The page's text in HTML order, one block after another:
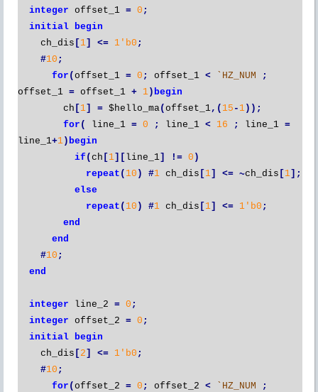
integer offset_1 = 0 ;
initial
begin
ch_dis [ 1] <= 1'b0 ;
#10 ;
for ( offset_1 = 0 ; offset_1 < `HZ_NUM
;
offset_1 = offset_1 + 1) begin
ch [ 1] = $hello_ma( offset_1,( 15 - 1));
for ( line_1 = 0 ; line_1 < 16 ; line_1 =
line_1+1) begin
if ( ch [ 1][ line_1] != 0 )
repeat ( 10 ) #1 ch_dis [ 1] <= ~ch_dis [ 1];
else
repeat ( 10 ) #1 ch_dis [ 1] <= 1'b0 ;
end
end
#10 ;
end
integer line_2 = 0 ;
integer offset_2 = 0 ;
initial
begin
ch_dis [ 2 ] <= 1'b0 ;
#10 ;
for ( offset_2 = 0 ; offset_2 < `HZ_NUM
;